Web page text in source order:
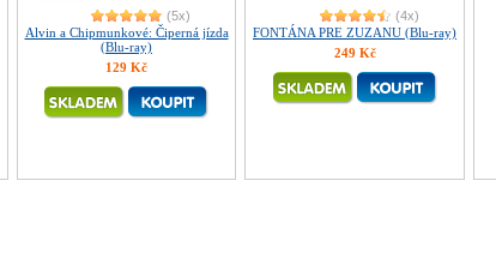
(5x)
Alvin a Chipmunkové: Čiperná jízda
(Blu-ray)
129 Kč
(4x)
FONTÁNA PRE ZUZANU (Blu-ray)
249 Kč